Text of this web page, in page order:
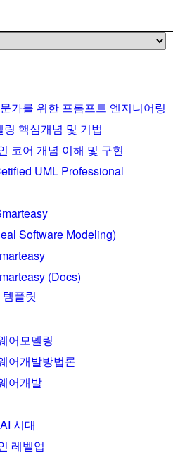
가를 위한 프롬프트 엔지니어링
핵심개념 및 기법
코어 개념 이해 및 구현
UML Professional
Software Modeling)
(Docs)
플릿
어모델링
어개발방법론
어개발
시대
레벨업